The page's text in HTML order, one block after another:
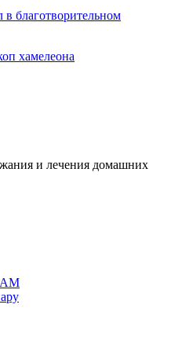
в благотворительном
хамелеона
и лечения домашних